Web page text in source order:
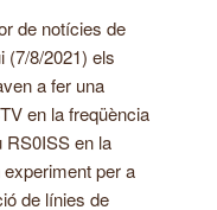
de notícies de
(7/8/2021) els
a fer una
en la freqüència
RS0ISS en la
per a
de línies de